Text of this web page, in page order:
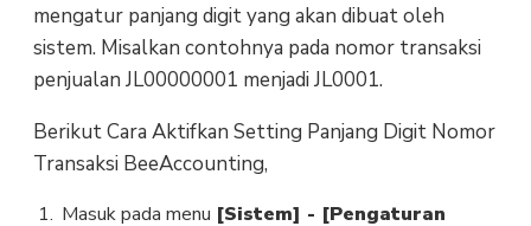
mengatur panjang digit yang akan dibuat oleh
sistem. Misalkan contohnya pada nomor transaksi
penjualan JL00000001 menjadi JL0001.
Berikut Cara Aktifkan Setting Panjang Digit Nomor
Transaksi BeeAccounting,
Masuk pada menu [Sistem] - [Pengaturan